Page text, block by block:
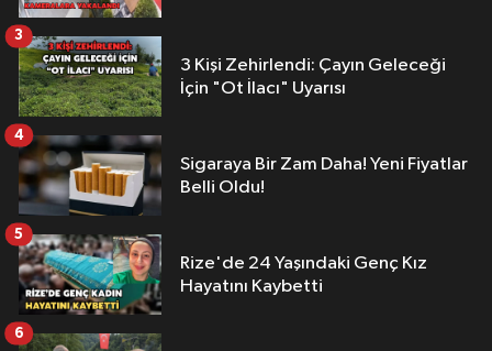
3 Kişi Zehirlendi: Çayın Geleceği
İçin "Ot İlacı" Uyarısı
3
Sigaraya Bir Zam Daha! Yeni Fiyatlar
Belli Oldu!
4
Rize'de 24 Yaşındaki Genç Kız
Hayatını Kaybetti
5
6